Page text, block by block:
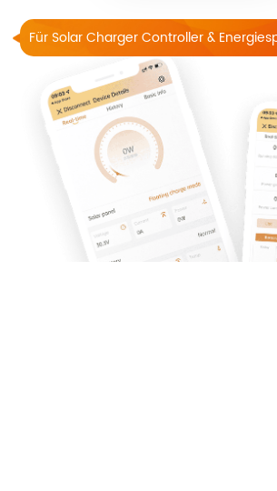
Für Solar Charger Controller &